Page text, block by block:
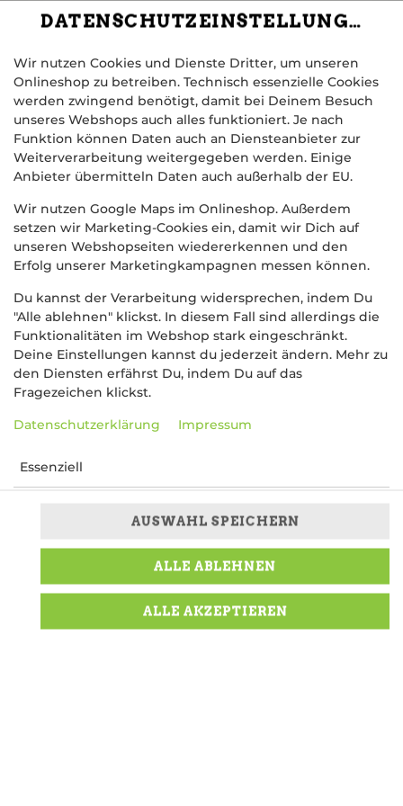
DATENSCHUTZEINSTELLUNGEN
Wir nutzen Cookies und Dienste Dritter, um unseren
Onlineshop zu betreiben. Technisch essenzielle Cookies
werden zwingend benötigt, damit bei Deinem Besuch
unseres Webshops auch alles funktioniert. Je nach
Funktion können Daten auch an Diensteanbieter zur
Weiterverarbeitung weitergegeben werden. Einige
Anbieter übermitteln Daten auch außerhalb der EU.
Wir nutzen Google Maps im Onlineshop. Außerdem
setzen wir Marketing-Cookies ein, damit wir Dich auf
unseren Webshopseiten wiedererkennen und den
Erfolg unserer Marketingkampagnen messen können.
Du kannst der Verarbeitung widersprechen, indem Du
"Alle ablehnen" klickst. In diesem Fall sind allerdings die
Funktionalitäten im Webshop stark eingeschränkt.
Deine Einstellungen kannst du jederzeit ändern. Mehr zu
den Diensten erfährst Du, indem Du auf das
Fragezeichen klickst.
Datenschutzerklärung Impressum
Essenziell
Marketing
AUSWAHL SPEICHERN
ALLE ABLEHNEN
ALLE AKZEPTIEREN
PANINO LACHS AVOCADO
mit Mozzarella, Lachs, Avocado, Guacamole, Rucola
8,99 € *